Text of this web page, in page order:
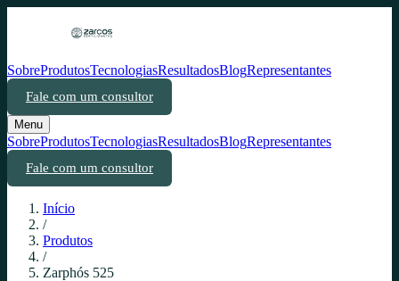
SobreProdutosTecnologiasResultadosBlogRepresentantes
Fale com um consultor
Menu
SobreProdutosTecnologiasResultadosBlogRepresentantes
Fale com um consultor
Início
/
Produtos
/
Zarphós 525